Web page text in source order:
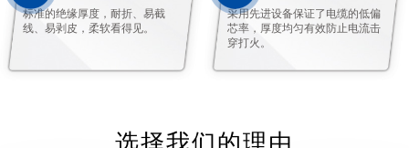
标准的绝缘厚度，耐折、易截
线、易剥皮，柔软看得见。
采用先进设备保证了电缆的低偏
芯率，厚度均匀有效防止电流击
穿打火。